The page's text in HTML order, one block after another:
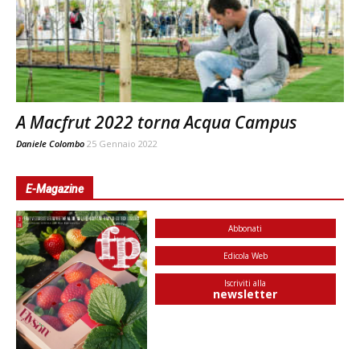
A Macfrut 2022 torna Acqua Campus
Daniele Colombo 25 Gennaio 2022
E-Magazine
Abbonati
Edicola Web
Iscriviti alla
newsletter